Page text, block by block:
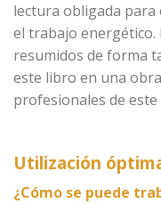
lectura obligada
el trabajo energético.
resumidos de forma
este libro en una
profesionales de este
Utilización
¿Cómo se puede